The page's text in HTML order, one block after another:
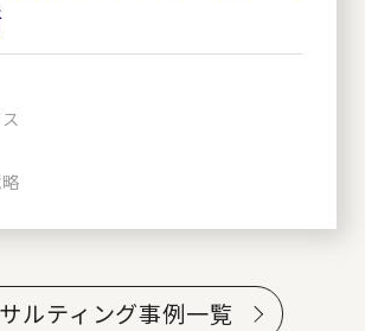
ルティング事例一覧